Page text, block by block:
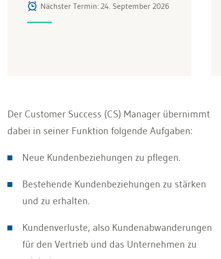
Nächster Termin: 24. September 2026
Der Customer Success (CS) Manager übernimmt
dabei in seiner Funktion folgende Aufgaben:
Neue Kundenbeziehungen zu pflegen.
Bestehende Kundenbeziehungen zu stärken
und zu erhalten.
Kundenverluste, also Kundenabwanderungen
für den Vertrieb und das Unternehmen zu